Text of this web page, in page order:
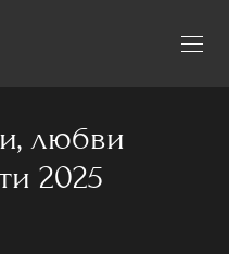
любви
2025